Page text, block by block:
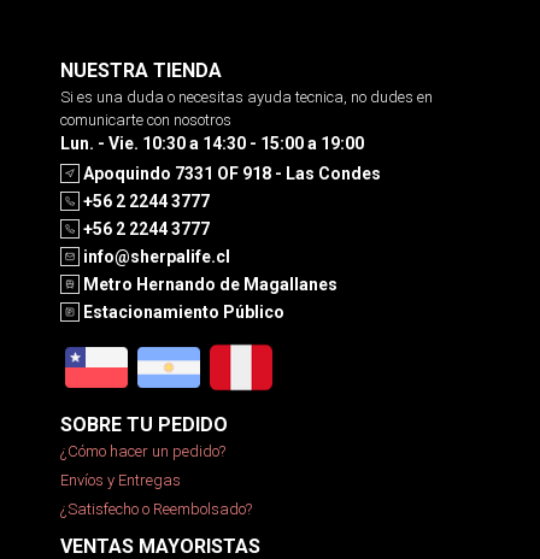
NUESTRA TIENDA
Si es una duda o necesitas ayuda tecnica, no dudes en
comunicarte con nosotros
Lun. - Vie. 10:30 a 14:30 - 15:00 a 19:00
Apoquindo 7331 OF 918 - Las Condes
+56 2 2244 3777
+56 2 2244 3777
info@sherpalife.cl
Metro Hernando de Magallanes
Estacionamiento Público
SOBRE TU PEDIDO
¿Cómo hacer un pedido?
Envíos y Entregas
¿Satisfecho o Reembolsado?
VENTAS MAYORISTAS